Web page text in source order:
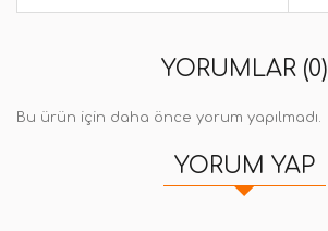
YORUMLAR (0)
Bu ürün için daha önce yorum yapılmadı.
YORUM YAP